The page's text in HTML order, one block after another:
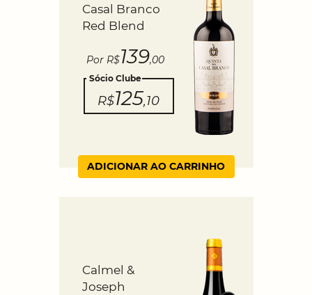
Casal Branco
Red Blend
Por R$139,00
Sócio Clube
R$125,10
ADICIONAR AO CARRINHO
Calmel &
Joseph